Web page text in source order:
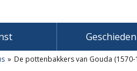
De pottenbakkers van Gouda (1570-